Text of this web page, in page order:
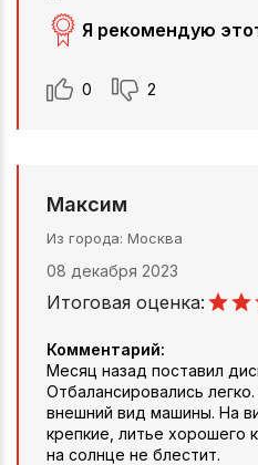
Я рекомендую
0 2
Максим
Из города Москва
08 декабря 2023
Итоговая оценка:
Комментарий:
Месяц назад поставил
Отбалансировались
внешний вид машины. На
крепкие, литье хорошего
на солнце не блестит.